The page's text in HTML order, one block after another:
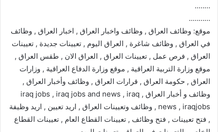
……..
………..
موقع: وظائف العراق , وظائف واخبار العراق , اخبار العراق , وظائف
في العراق , وظائف شاغرة , العراق اليوم , تعيينات جديدة , تعيينات
العراق , فرص عمل , تعيينات العراق , العراق الان , طقس العراق ,
موقع وزارة التربية العراقية , موقع وزارة الدفاع العراقية , وزارات
العراق , حكومة العراق , قرارات العراق , وظائف وأخبار العراق ,
وظائف و أخبار العراق , iraq jobs , iraq jobs and news , iraq
news , iraqjobs , وظائف وتعيينات العراق , اريد تعيين , اريد وظيفة
, فتح تعيينات , فتح وظائف , تعيينات القطاع العام , تعيينات القطاع